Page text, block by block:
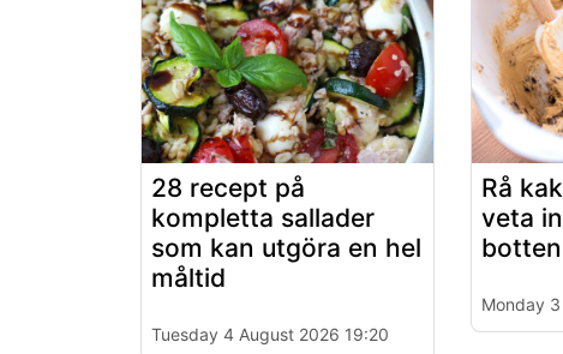
28 recept på
kompletta sallader
som kan utgöra en hel
måltid
Tuesday 4 August 2026 19:20
Rå
veta
Monday